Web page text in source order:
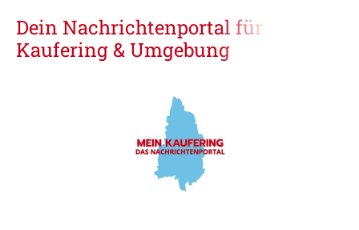
Dein Nachrichtenportal für
Kaufering & Umgebung